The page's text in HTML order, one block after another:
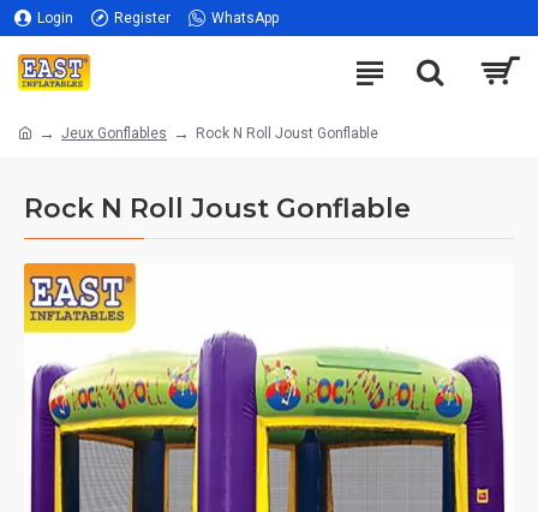
Login Register WhatsApp
Jeux Gonflables Rock N Roll Joust Gonflable
Rock N Roll Joust Gonflable